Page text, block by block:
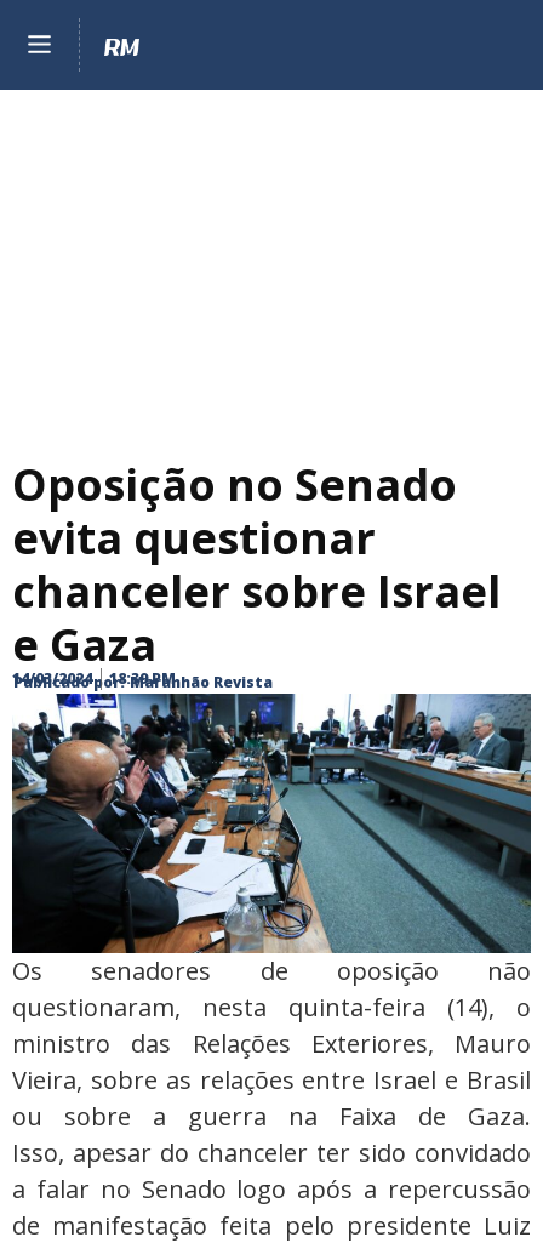
Oposição no Senado
evita questionar
chanceler sobre Israel
e Gaza
Publicado por: Maranhão Revista
14/03/2024 18:39 PM
Os senadores de oposição não
questionaram, nesta quinta-feira (14), o
ministro das Relações Exteriores, Mauro
Vieira, sobre as relações entre Israel e Brasil
ou sobre a guerra na Faixa de Gaza.
Isso, apesar do chanceler ter sido convidado
a falar no Senado logo após a repercussão
de manifestação feita pelo presidente Luiz